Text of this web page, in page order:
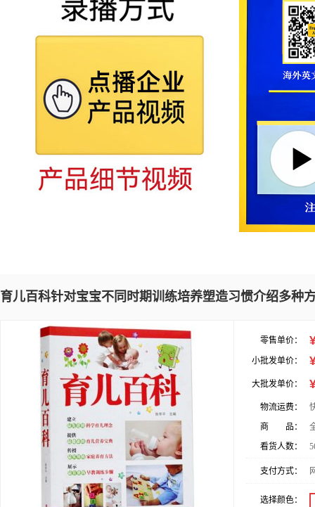
育儿百科针对宝宝不同时期训练培养塑造习惯介绍多种
零售单价：
小批发单价：
大批发单价：
物流运费：
商 品：
看货人数：
支付方式：
选择颜色：